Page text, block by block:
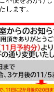
します。